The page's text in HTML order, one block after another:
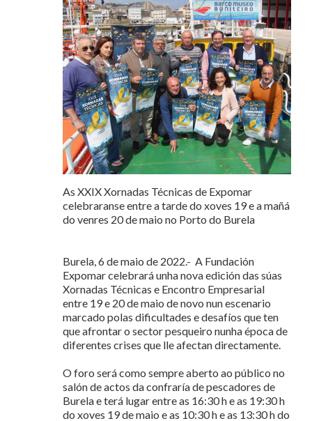
As XXIX Xornadas Técnicas de Expomar
celebraranse entre a tarde do xoves 19 e a mañá
do venres 20 de maio no Porto do Burela
Burela, 6 de maio de 2022.- A Fundación
Expomar celebrará unha nova edición das súas
Xornadas Técnicas e Encontro Empresarial
entre 19 e 20 de maio de novo nun escenario
marcado polas dificultades e desafíos que ten
que afrontar o sector pesqueiro nunha época de
diferentes crises que lle afectan directamente.
O foro será como sempre aberto ao público no
salón de actos da confraría de pescadores de
Burela e terá lugar entre as 16:30 h e as 19:30 h
do xoves 19 de maio e as 10:30 h e as 13:30 h do